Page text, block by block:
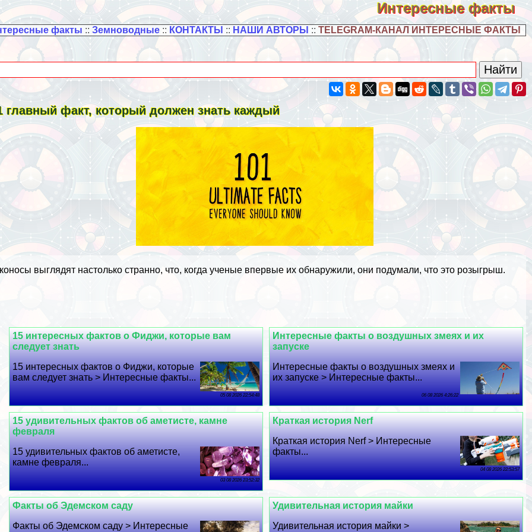
Интересные факты
факты :: Земноводные:: КОНТАКТЫ :: НАШИ АВТОРЫ :: TELEGRAM-КАНАЛ ИНТЕРЕСНЫЕ ФАКТЫ
главный факт, который должен знать каждый
выглядят настолько странно, что, когда ученые впервые их обнаружили, они подумали, что это розыгрыш.
Интересные факты о воздушных змеях и их
запуске
Интересные факты о воздушных змеях и
их запуске > Интересные факты...
06 08 2026 4:26:22
15 интересных фактов о Фиджи, которые вам
следует знать
15 интересных фактов о Фиджи, которые
вам следует знать > Интересные факты...
05 08 2026 22:54:48
Краткая история Nerf
Краткая история Nerf > Интересные
факты...
04 08 2026 22:53:57
15 удивительных фактов об аметисте, камне
февраля
15 удивительных фактов об аметисте,
камне февраля...
03 08 2026 23:52:32
Удивительная история майки
Удивительная история майки >
Факты об Эдемском саду
Факты об Эдемском саду > Интересные